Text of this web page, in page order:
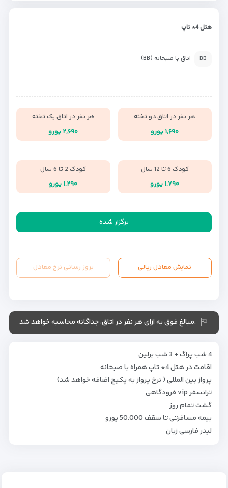
هتل 4* تاپ
BB اتاق با صبحانه (BB)
هر نفر در اتاق دو تخته
۱,۶۹۰ یورو
هر نفر در اتاق یک تخته
۲,۶۹۰ یورو
کودک 6 تا 12 سال
۱,۷۹۰ یورو
کودک 2 تا 6 سال
۱,۲۹۰ یورو
برگزار شده
نمایش معادل ریالی بروز رسانی نرخ معادل
.مبالغ فوق به ازای هر نفر در اتاق، جداگانه محاسبه خواهد شد
4 شب پراگ + 3 شب برلین
اقامت در هتل 4* تاپ همراه با صبحانه
پرواز بین المللی ( نرخ پرواز به پکیج اضافه خواهد شد)
ترانسفر vip فرودگاهی
گشت تمام روز
بیمه مسافرتی تا سقف 50.000 یورو
لیدر فارسی زبان